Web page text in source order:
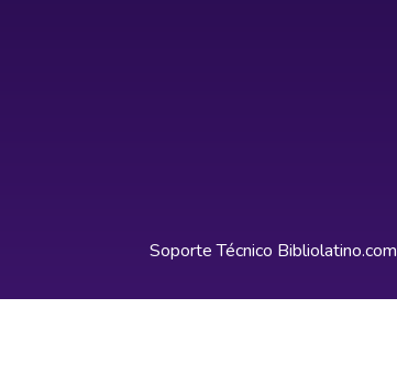
Soporte Técnico Bibliolatino.com